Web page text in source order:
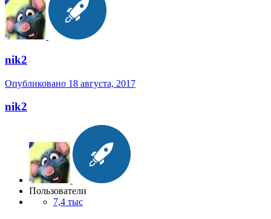
nik2
Опубликовано 18 августа, 2017
nik2
Пользователи
7,4 тыс